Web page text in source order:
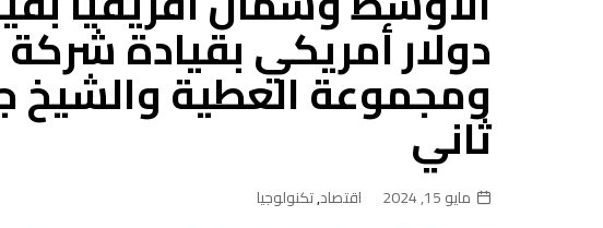
دولار أمريكي بقيادة شركة
ومجموعة العطية والشيخ
ثاني
مايو 15, 2024 اقتصاد,تكنولوجيا